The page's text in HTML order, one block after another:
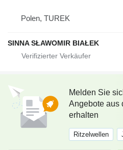
Polen, TUREK
SINNA SŁAWOMIR BIAŁEK
Melden Sie
Angebote aus
erhalten
Ritzelwellen